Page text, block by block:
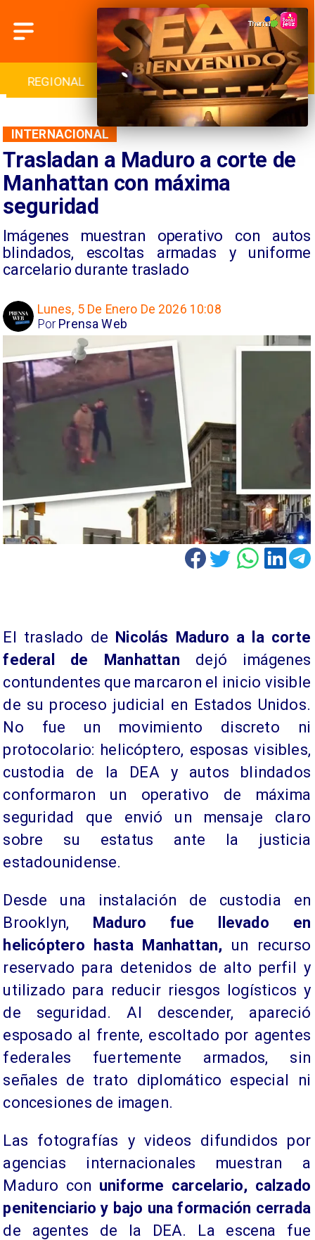
INTERNACIONAL DEPORTES CULTURA
Trasladan a Maduro a corte de
Manhattan con máxima
seguridad
Imágenes muestran operativo con autos
blindados, escoltas armadas y uniforme
carcelario durante traslado
INTERNACIONAL
Lunes, 5 De Enero De 2026 10:08
Prensa Web
Por
El traslado de Nicolás Maduro a la corte
federal de Manhattan dejó imágenes
contundentes que marcaron el inicio visible
de su proceso judicial en Estados Unidos.
No fue un movimiento discreto ni
protocolario: helicóptero, esposas visibles,
custodia de la DEA y autos blindados
conformaron un operativo de máxima
seguridad que envió un mensaje claro
sobre su estatus ante la justicia
estadounidense.
Desde una instalación de custodia en
Brooklyn, Maduro fue llevado en
helicóptero hasta Manhattan, un recurso
reservado para detenidos de alto perfil y
utilizado para reducir riesgos logísticos y
de seguridad. Al descender, apareció
esposado al frente, escoltado por agentes
federales fuertemente armados, sin
señales de trato diplomático especial ni
concesiones de imagen.
Las fotografías y videos difundidos por
agencias internacionales muestran a
Maduro con uniforme carcelario, calzado
penitenciario y bajo una formación cerrada
de agentes de la DEA. La escena fue